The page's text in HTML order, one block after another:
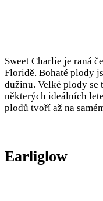
Sweet Charlie je raná
Floridě. Bohaté plody
dužinu. Velké plody se
některých ideálních
plodů tvoří až na
Earliglow